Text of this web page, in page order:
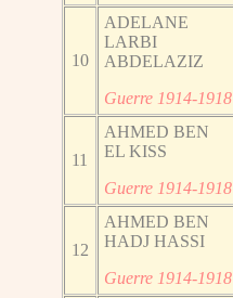
10
ADELANE
LARBI
ABDELAZIZ
Guerre 1914-1918
11
AHMED BEN
EL KISS
Guerre 1914-1918
12
AHMED BEN
HADJ HASSI
Guerre 1914-1918